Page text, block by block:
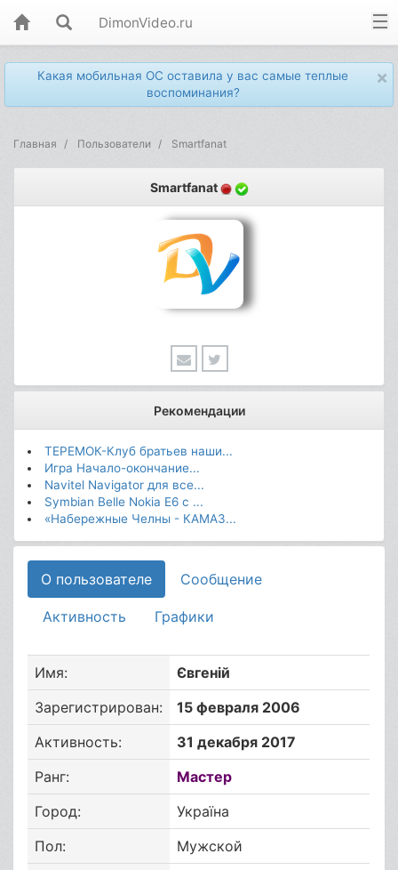
DimonVideo.ru
×
Какая мобильная ОС оставила у вас самые теплые
воспоминания?
Главная Пользователи Smartfanat
Smartfanat
Рекомендации
ТЕРЕМОК-Клуб братьев наши...
Игра Начало-окончание...
Navitel Navigator для все...
Symbian Belle Nokia E6 с ...
«Набережные Челны - КАМАЗ...
О пользователе Сообщение
Активность Графики
Имя:
Євгеній
Зарегистрирован:
15 февраля 2006
Активность:
31 декабря 2017
Ранг:
Мастер
Город:
Україна
Пол:
Мужской